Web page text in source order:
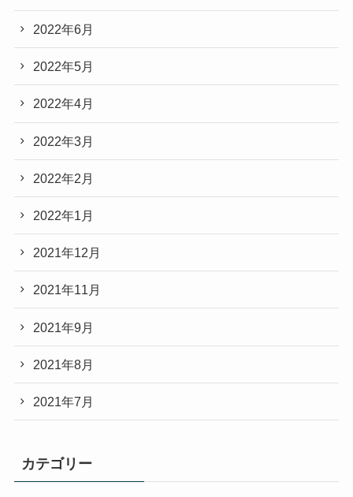
2022年6月
2022年5月
2022年4月
2022年3月
2022年2月
2022年1月
2021年12月
2021年11月
2021年9月
2021年8月
2021年7月
カテゴリー